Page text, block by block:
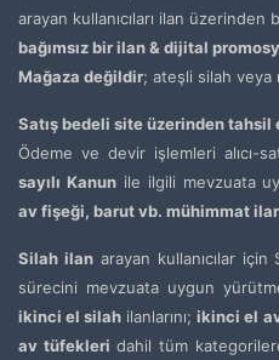
arayan kullanıcıları ilan üzerinden
bağımsız bir ilan & dijital
Mağaza değildir; ateşli silah veya
Satış bedeli site üzerinden tahsil
Ödeme ve devir işlemleri alıcı-
sayılı Kanunile ilgili mevzuata
av fişeği, barut vb. mühimmat
Silah ilanarayan kullanıcılar için
sürecini mevzuata uygun
ikinci el silah ilanlarını;ikinci el
av tüfekleri dahil tüm